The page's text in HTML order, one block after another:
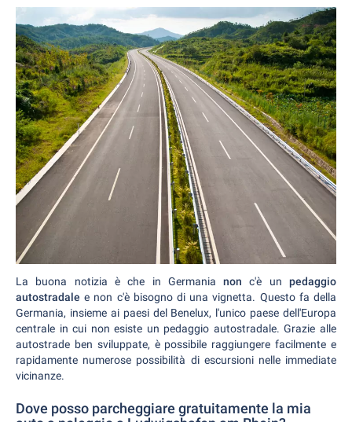
La buona notizia è che in Germanianon c'è unpedaggio
autostradale e non c'è bisogno di una vignetta. Questo fa della
Germania, insieme ai paesi del Benelux, l'unico paese dell'Europa
centrale in cui non esiste un pedaggio autostradale. Grazie alle
autostrade ben sviluppate, è possibile raggiungere facilmente e
rapidamente numerose possibilità di escursioni nelle immediate
vicinanze.
Dove posso parcheggiare gratuitamente la mia